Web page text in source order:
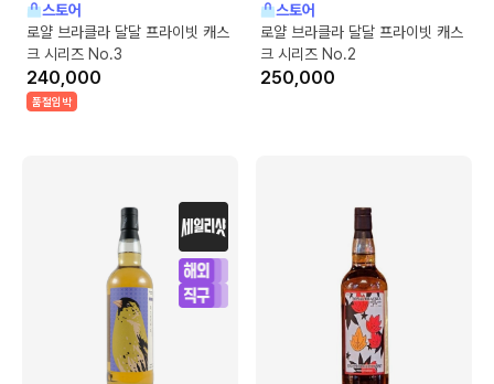
스토어
로얄 브라클라 달달 프라이빗 캐스
크 시리즈 No.3
240,000
품절임박
스토어
로얄 브라클라 달달 프라이빗 캐스
크 시리즈 No.2
250,000